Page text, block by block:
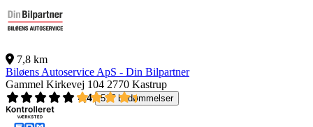
7,8 km
Biløens Autoservice ApS - Din Bilpartner
Gammel Kirkevej 104 2770 Kastrup
4,4
517 bedømmelser